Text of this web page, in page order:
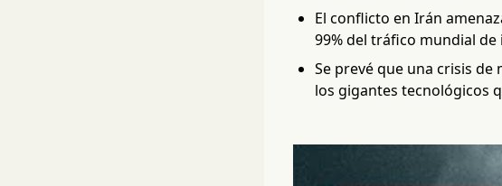
El conflicto en Irán
99% del tráfico mundial
Se prevé que una crisis
los gigantes tecnológicos